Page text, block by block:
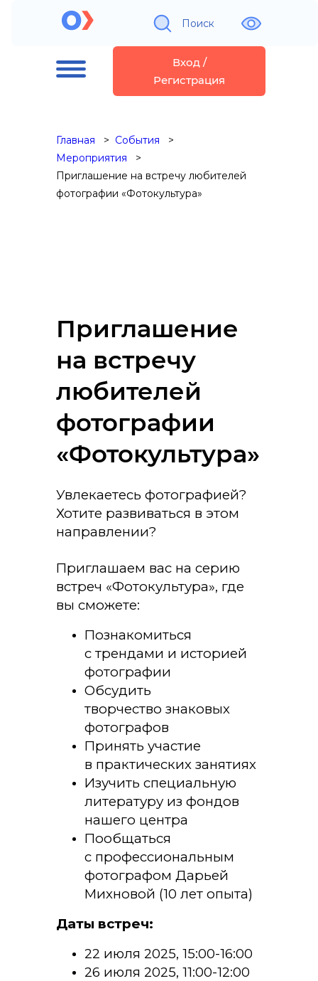
Поиск
Вход /
Регистрация
Главная
События
Мероприятия
Приглашение на встречу любителей
фотографии «Фотокультура»
Приглашение
на встречу
любителей
фотографии
«Фотокультура»
Увлекаетесь фотографией?
Хотите развиваться в этом
направлении?
Приглашаем вас на серию
встреч «Фотокультура», где
вы сможете:
Познакомиться
с трендами и историей
фотографии
Обсудить
творчество знаковых
фотографов
Принять участие
в практических занятиях
Изучить специальную
литературу из фондов
нашего центра
Пообщаться
с профессиональным
фотографом Дарьей
Михновой (10 лет опыта)
Даты встреч:
22 июля 2025, 15:00-16:00
26 июля 2025, 11:00-12:00